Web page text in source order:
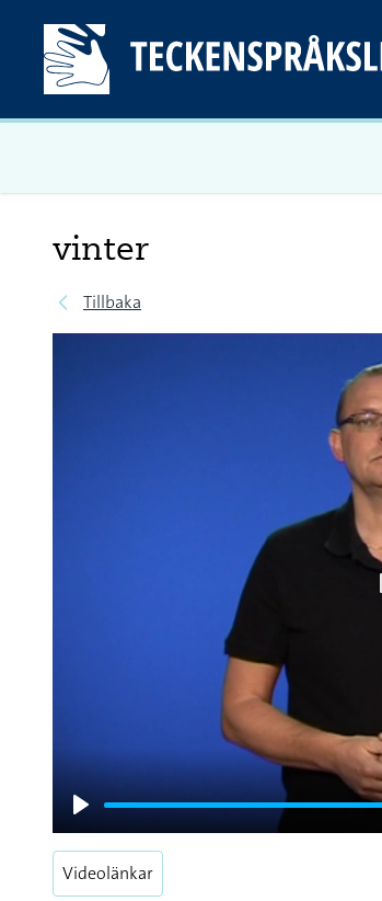
vinter
Tillbaka
Play
Videolänkar